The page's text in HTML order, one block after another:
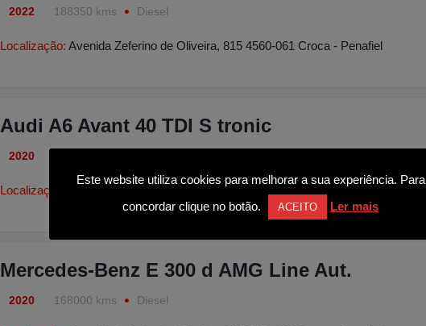
2022 188350 kms Diesel
Localização: Avenida Zeferino de Oliveira, 815 4560-061 Croca - Penafiel
Audi A6 Avant 40 TDI S tronic
2020
Localização: Avenida Zeferino de Oliveira, 815 4560-061 Croca - Penafiel
Mercedes-Benz E 300 d AMG Line Aut.
2020 168000 kms Diesel
Este website utiliza cookies para melhorar a sua experiência. Para
concordar clique no botão.
ACEITO Ler mais